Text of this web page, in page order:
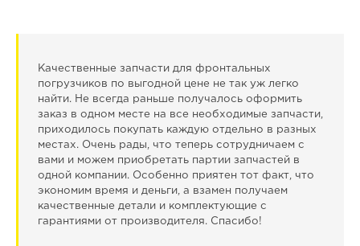
Качественные запчасти для фронтальных
погрузчиков по выгодной цене не так уж легко
найти. Не всегда раньше получалось оформить
заказ в одном месте на все необходимые запчасти,
приходилось покупать каждую отдельно в разных
местах. Очень рады, что теперь сотрудничаем с
вами и можем приобретать партии запчастей в
одной компании. Особенно приятен тот факт, что
экономим время и деньги, а взамен получаем
качественные детали и комплектующие с
гарантиями от производителя. Спасибо!